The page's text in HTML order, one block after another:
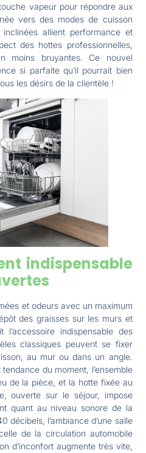
vapeur pour répondre aux
vers des modes de cuisson
allient performance et
des hottes professionnelles,
moins bruyantes. Ce nouvel
si parfaite qu’il pourrait bien
les désirs de la clientèle !
indispensable
et odeurs avec un maximum
des graisses sur les murs et
indispensable des
classiques peuvent se fixer
au mur ou dans un angle.
du moment, l’ensemble
de la pièce, et la hotte fixée au
ouverte sur le séjour, impose
quant au niveau sonore de la
décibels, l’ambiance d’une salle
de la circulation automobile
d’inconfort augmente très vite,